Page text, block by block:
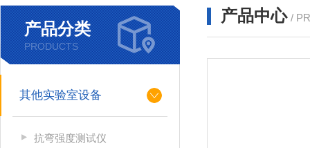
产品分类
PRODUCTS
其他实验室设备
抗弯强度测试仪
产品中心 /